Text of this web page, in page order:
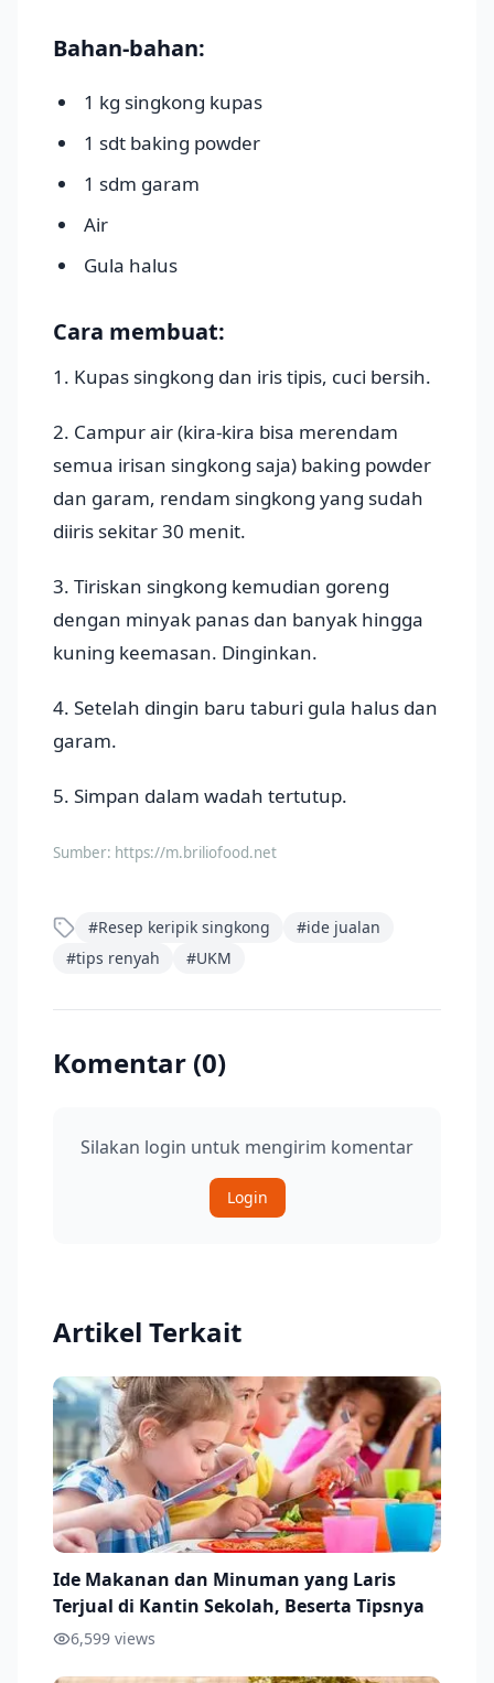
Bahan-bahan:
1 kg singkong kupas
1 sdt baking powder
1 sdm garam
Air
Gula halus
Cara membuat:
1. Kupas singkong dan iris tipis, cuci bersih.
2. Campur air (kira-kira bisa merendam
semua irisan singkong saja) baking powder
dan garam, rendam singkong yang sudah
diiris sekitar 30 menit.
3. Tiriskan singkong kemudian goreng
dengan minyak panas dan banyak hingga
kuning keemasan. Dinginkan.
4. Setelah dingin baru taburi gula halus dan
garam.
5. Simpan dalam wadah tertutup.
Sumber: https://m.briliofood.net
#Resep keripik singkong #ide jualan
#tips renyah #UKM
Komentar (0)
Silakan login untuk mengirim komentar
Login
Artikel Terkait
Ide Makanan dan Minuman yang Laris
Terjual di Kantin Sekolah, Beserta Tipsnya
6,599 views